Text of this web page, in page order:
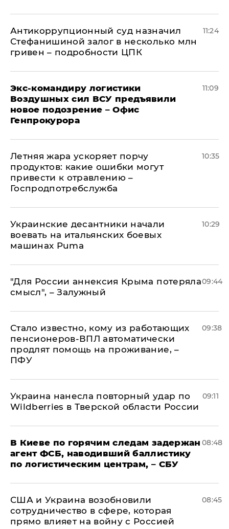
Антикоррупционный суд назначил
Стефанишиной залог в несколько млн
гривен – подробности ЦПК
11:24
Экс-командиру логистики
Воздушных сил ВСУ предъявили
новое подозрение – Офис
Генпрокурора
11:09
Летняя жара ускоряет порчу
продуктов: какие ошибки могут
привести к отравлению –
Госпродпотребслужба
10:35
Украинские десантники начали
воевать на итальянских боевых
машинах Puma
10:29
"Для России аннексия Крыма потеряла
смысл", – Залужный
09:44
Стало известно, кому из работающих
пенсионеров-ВПЛ автоматически
продлят помощь на проживание, –
ПФУ
09:38
Украина нанесла повторный удар по
Wildberries в Тверской области России
09:11
В Киеве по горячим следам задержан
агент ФСБ, наводивший баллистику
по логистическим центрам, – СБУ
08:48
США и Украина возобновили
сотрудничество в сфере, которая
прямо влияет на войну с Россией
08:45